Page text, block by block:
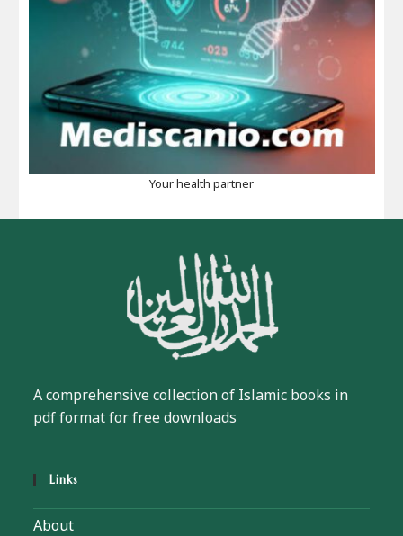
Your health partner
A comprehensive collection of Islamic books in
pdf format for free downloads
Links
About